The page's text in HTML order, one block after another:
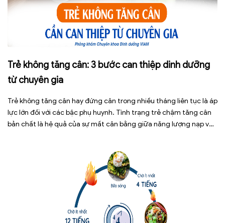
Trẻ không tăng cân: 3 bước can thiệp dinh dưỡng
từ chuyên gia
Trẻ không tăng cân hay đứng cân trong nhiều tháng liên tục là áp
lực lớn đối với các bậc phụ huynh. Tình trạng trẻ chậm tăng cân
bản chất là hệ quả của sự mất cân bằng giữa năng lượng nạp vào